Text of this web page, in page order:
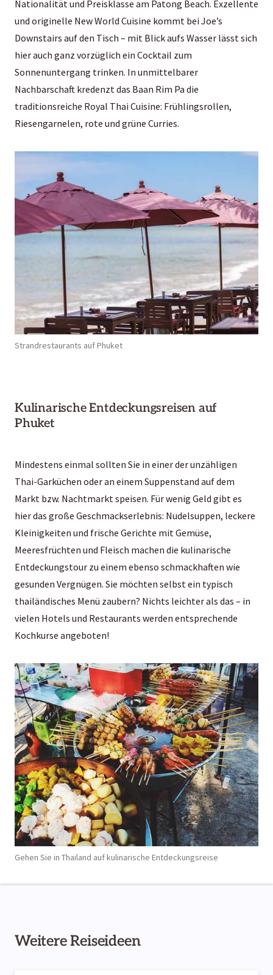
Nationalität und Preisklasse am Patong Beach. Exzellente
und originelle New World Cuisine kommt bei Joe’s
Downstairs auf den Tisch – mit Blick aufs Wasser lässt sich
hier auch ganz vorzüglich ein Cocktail zum
Sonnenuntergang trinken. In unmittelbarer
Nachbarschaft kredenzt das Baan Rim Pa die
traditionsreiche Royal Thai Cuisine: Frühlingsrollen,
Riesengarnelen, rote und grüne Curries.
Strandrestaurants auf Phuket
Kulinarische Entdeckungsreisen auf
Phuket
Mindestens einmal sollten Sie in einer der unzähligen
Thai-Garküchen oder an einem Suppenstand auf dem
Markt bzw. Nachtmarkt speisen. Für wenig Geld gibt es
hier das große Geschmackserlebnis: Nudelsuppen, leckere
Kleinigkeiten und frische Gerichte mit Gemüse,
Meeresfrüchten und Fleisch machen die kulinarische
Entdeckungstour zu einem ebenso schmackhaften wie
gesunden Vergnügen. Sie möchten selbst ein typisch
thailändisches Menü zaubern? Nichts leichter als das – in
vielen Hotels und Restaurants werden entsprechende
Kochkurse angeboten!
Gehen Sie in Thailand auf kulinarische Entdeckungsreise
Weitere Reiseideen